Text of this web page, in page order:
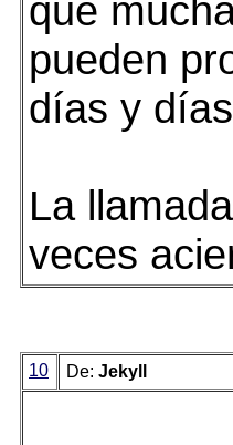
que
pueden
días y
La
veces
10 De: Jekyll